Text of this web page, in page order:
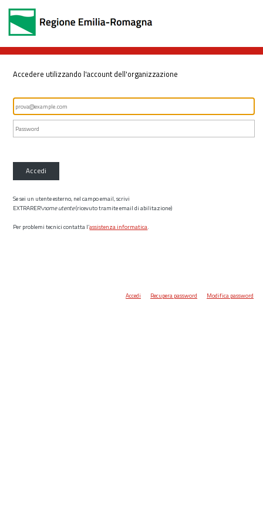
Accedere utilizzando l'account dell'organizzazione
Accedi
Se sei un utente esterno, nel campo email, scrivi
EXTRARER\nome utente(ricevuto tramite email di abilitazione)
Per problemi tecnici contatta l’assistenza informatica.
Accedi Recupera password Modifica password